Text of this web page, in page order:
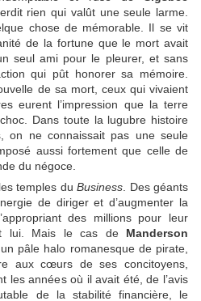
rien qui valût une seule larme.
chose de mémorable. Il se vit
de la fortune que le mort avait
seul ami pour le pleurer, et sans
qui pût honorer sa mémoire.
de sa mort, ceux qui vivaient
eurent l’impression que la terre
Dans toute la lugubre histoire
on ne connaissait pas une seule
aussi fortement que celle de
du négoce.
temples duBusiness . Des géants
de diriger et d’augmenter la
des millions pour leur
lui. Mais le cas de Manderson
pâle halo romanesque de pirate,
aux cœurs de ses concitoyens,
les années où il avait été, de l’avis
de la stabilité financière, le